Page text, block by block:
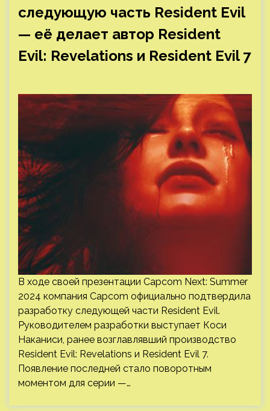
следующую часть Resident Evil
— её делает автор Resident
Evil: Revelations и Resident Evil 7
В ходе своей презентации Capcom Next: Summer
2024 компания Capcom официально подтвердила
разработку следующей части Resident Evil.
Руководителем разработки выступает Коси
Наканиси, ранее возглавлявший производство
Resident Evil: Revelations и Resident Evil 7.
Появление последней стало поворотным
моментом для серии —…